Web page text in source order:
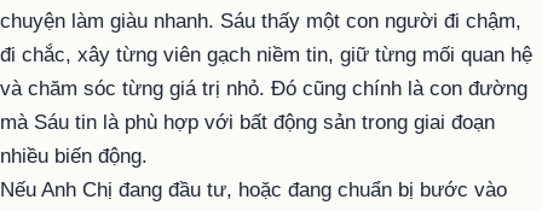
chuyện làm giàu nhanh. Sáu thấy một con người đi chậm,
đi chắc, xây từng viên gạch niềm tin, giữ từng mối quan hệ
và chăm sóc từng giá trị nhỏ. Đó cũng chính là con đường
mà Sáu tin là phù hợp với bất động sản trong giai đoạn
nhiều biến động.
Nếu Anh Chị đang đầu tư, hoặc đang chuẩn bị bước vào